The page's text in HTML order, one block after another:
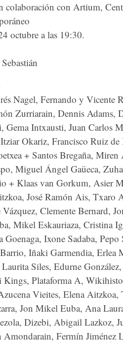
colaboración con Artium,
octubre a las 19:30.
Nagel, Fernando y Vicente
Zurriarain, Dennis Adams,
Gema Intxausti, Juan Carlos
Okariz, Francisco Ruiz de
+ Santos Bregaña, Miren
Miguel Ángel Gaüeca,
+ Klaas van Gorkum, Asier
José Ramón Ais, Txaro
Clemente Bernard,
Mikel Eskauriaza, Cristina
Ixone Sadaba, Pepo
Iñaki Garmendia, Erlea
Siles, Edurne
Kings, Plataforma A,
Vieites, Elena
Jon Mikel Euba, Ana
Dizebi, Abigail Lazkoz,
Amondarain, Fermín Jiménez